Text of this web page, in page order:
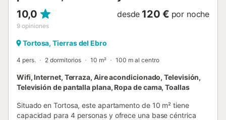
10,0
9 opiniones
desde 120 € por noche
Tortosa, Tierras del Ebro
4 pers. 2 dormitorios 10 m² 100 m al centro
Wifi, Internet, Terraza, Aire acondicionado, Televisión,
Televisión de pantalla plana, Ropa de cama, Toallas
Situado en Tortosa, este apartamento de 10 m² tiene
capacidad para 4 personas y ofrece una base céntrica